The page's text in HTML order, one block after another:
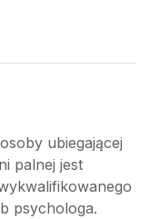
ubiegającej
palnej jest
psychologa.